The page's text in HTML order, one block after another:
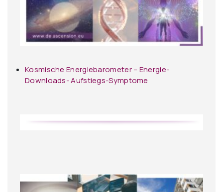
Kosmische Energiebarometer – Energie-
Downloads- Aufstiegs-Symptome